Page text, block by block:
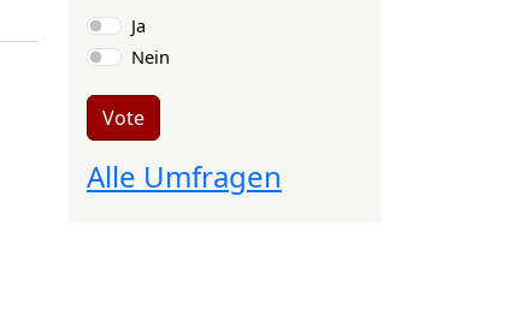
Choices
Ja
Nein
Vote
Alle Umfragen